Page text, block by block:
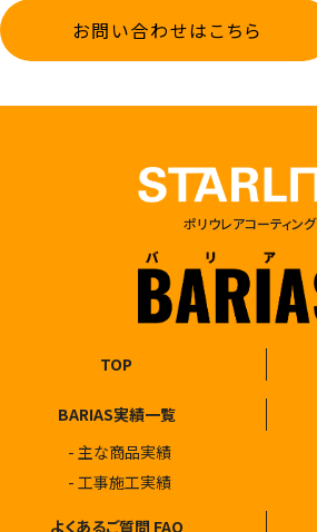
お問い合わせはこちら
TOP
BARIAS実績一覧
主な商品実績
工事施工実績
よくあるご質問 FAQ
ポリウレアコーティング